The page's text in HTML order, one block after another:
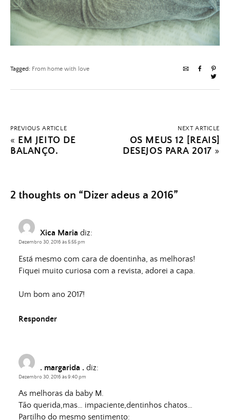
Tagged: From home with love
PREVIOUS ARTICLE
« EM JEITO DE
BALANÇO.
NEXT ARTICLE
OS MEUS 12 [REAIS]
DESEJOS PARA 2017 »
2 thoughts on “Dizer adeus a 2016”
Xica Maria diz:
Dezembro 30, 2016 às 5:55 pm
Está mesmo com cara de doentinha, as melhoras!
Fiquei muito curiosa com a revista, adorei a capa.
Um bom ano 2017!
Responder
. margarida . diz:
Dezembro 30, 2016 às 9:40 pm
As melhoras da baby M.
Tão querida,mas… impaciente,dentinhos chatos…
Partilho do mesmo sentimento: